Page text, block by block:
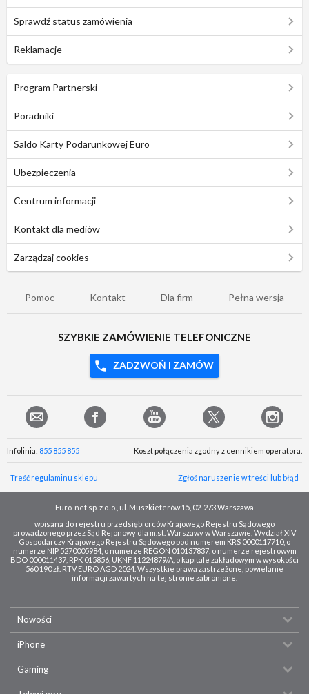
Sprawdź status zamówienia
Reklamacje
Program Partnerski
Poradniki
Saldo Karty Podarunkowej Euro
Ubezpieczenia
Centrum informacji
Kontakt dla mediów
Zarządzaj cookies
Pomoc Kontakt Dla firm Pełna wersja
SZYBKIE ZAMÓWIENIE TELEFONICZNE
ZADZWOŃ I ZAMÓW
Infolinia: 855 855 855 Koszt połączenia zgodny z cennikiem operatora.
Treść regulaminu sklepu Zgłoś naruszenie w treści lub błąd
Euro-net sp. z o. o., ul. Muszkieterów 15, 02-273 Warszawa
wpisana do rejestru przedsiębiorców Krajowego Rejestru Sądowego
prowadzonego przez Sąd Rejonowy dla m.st. Warszawy w Warszawie, Wydział XIV
Gospodarczy Krajowego Rejestru Sądowego pod numerem KRS 0000117710, o
numerze NIP 5270005984, o numerze REGON 010137837, o numerze rejestrowym
BDO 000011437, RPK 015856, UKNF 11224879/A, o kapitale zakładowym w wysokości
560 190 zł. RTV EURO AGD 2024. Wszystkie prawa zastrzeżone, powielanie
informacji zawartych na tej stronie zabronione.
Nowości
iPhone
Gaming